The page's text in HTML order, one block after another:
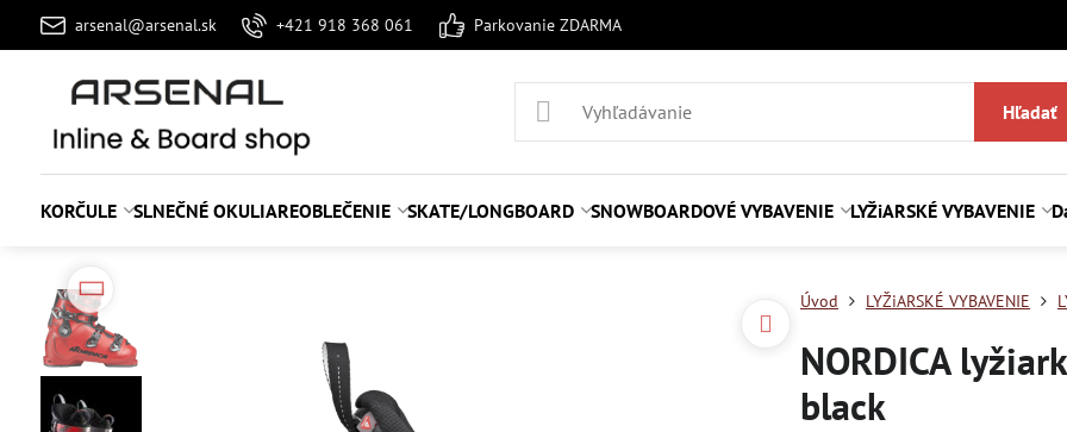
arsenal@arsenal.sk +421 918 368 061 Parkovanie ZDARMA
Hľadať
KORČULE SLNEČNÉ OKULIAREOBLEČENIE SKATE/LONGBOARD SNOWBOARDOVÉ VYBAVENIE LYŽiARSKÉ VYBAVENIE
Úvod LYŽiARSKÉ VYBAVENIE
NORDICA
black